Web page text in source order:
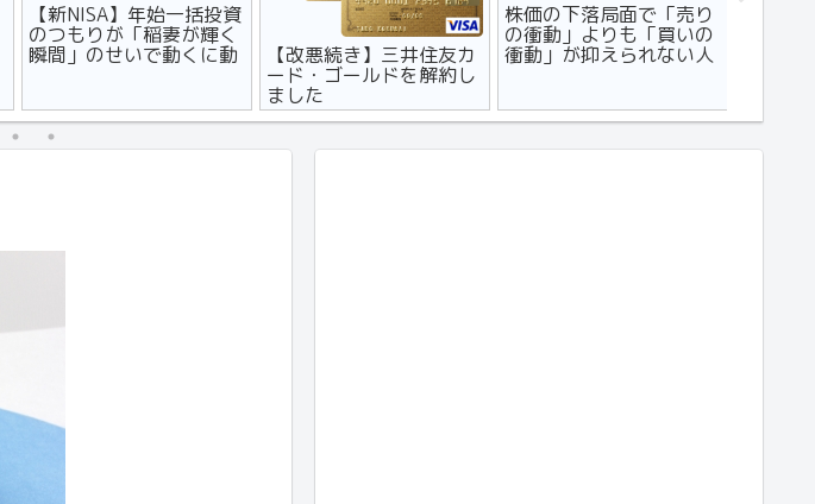
【新NISA】年始一括投資
のつもりが「稲妻が輝く
瞬間」のせいで動くに動 【改悪続き】三井住友カ
ード・ゴールドを解約し
ました
株価の下落局面で「売り
の衝動」よりも「買いの
衝動」が抑えられない人